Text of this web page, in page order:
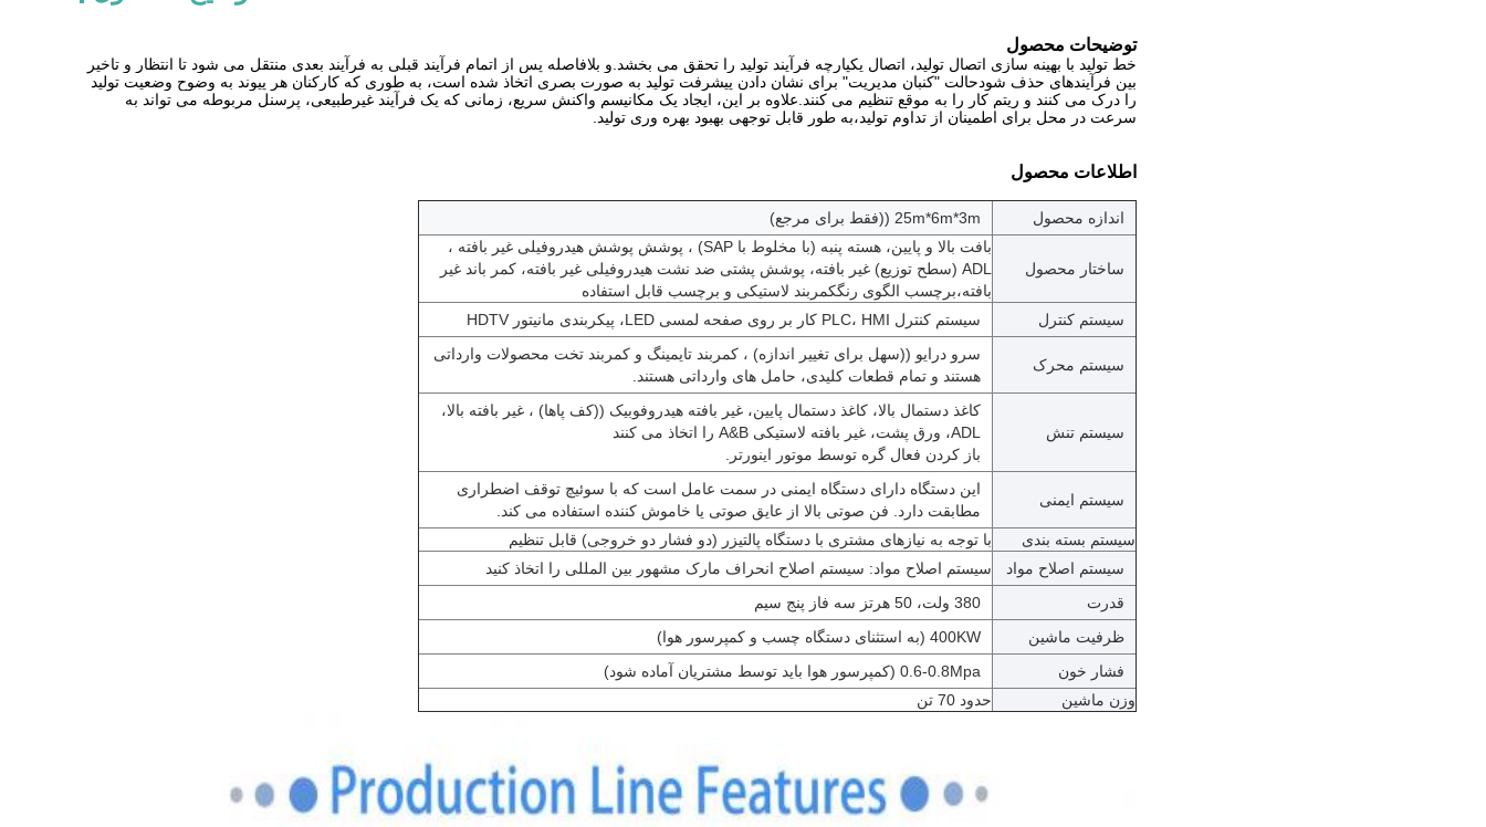
توضیحات محصول
خط تولید با بهینه سازی اتصال تولید، اتصال یکپارچه فرآیند تولید را تحقق می بخشد.و بلافاصله پس از اتمام فرآیند قبلی به فرآیند بعدی منتقل می شود تا انتظار و تاخیر
بین فرآیندهای حذف شودحالت "کنبان مدیریت" برای نشان دادن پیشرفت تولید به صورت بصری اتخاذ شده است، به طوری که کارکنان هر پیوند به وضوح وضعیت تولید
را درک می کنند و ریتم کار را به موقع تنظیم می کنند.علاوه بر اين، ایجاد یک مکانیسم واکنش سریع، زمانی که یک فرآیند غیرطبیعی، پرسنل مربوطه می تواند به
سرعت در محل برای اطمینان از تداوم تولید،به طور قابل توجهی بهبود بهره وری تولید.
اطلاعات محصول
اندازه محصول 25m*6m*3m ((فقط برای مرجع)
ساختار محصول
بافت بالا و پایین، هسته پنبه (با مخلوط با SAP) ، پوشش پوشش هیدروفیلی غیر بافته ،
ADL (سطح توزیع) غیر بافته، پوشش پشتی ضد نشت هیدروفیلی غیر بافته، کمر باند غیر
بافته،برچسب الگوی رنگکمربند لاستیکی و برچسب قابل استفاده
سیستم کنترل
سیستم کنترل PLC، HMI کار بر روی صفحه لمسی LED، پیکربندی مانیتور HDTV
سیستم محرک
سرو درایو ((سهل برای تغییر اندازه) ، کمربند تایمینگ و کمربند تخت محصولات وارداتی
هستند و تمام قطعات کلیدی، حامل های وارداتی هستند.
سیستم تنش
کاغذ دستمال بالا، کاغذ دستمال پایین، غیر بافته هیدروفوبیک ((کف پاها) ، غیر بافته بالا،
ADL، ورق پشت، غیر بافته لاستیکی A&B را اتخاذ می کنند
باز کردن فعال گره توسط موتور اینورتر.
سیستم ایمنی
این دستگاه دارای دستگاه ایمنی در سمت عامل است که با سوئیچ توقف اضطراری
مطابقت دارد. فن صوتی بالا از عایق صوتی یا خاموش کننده استفاده می کند.
سیستم بسته بندی
با توجه به نیازهای مشتری با دستگاه پالتیزر (دو فشار دو خروجی) قابل تنظیم
سیستم اصلاح مواد
سیستم اصلاح مواد: سیستم اصلاح انحراف مارک مشهور بین المللی را اتخاذ کنید
قدرت
380 ولت، 50 هرتز سه فاز پنج سیم
ظرفیت ماشین
400KW (به استثنای دستگاه چسب و کمپرسور هوا)
فشار خون
0.6-0.8Mpa (کمپرسور هوا باید توسط مشتریان آماده شود)
وزن ماشین
حدود 70 تن